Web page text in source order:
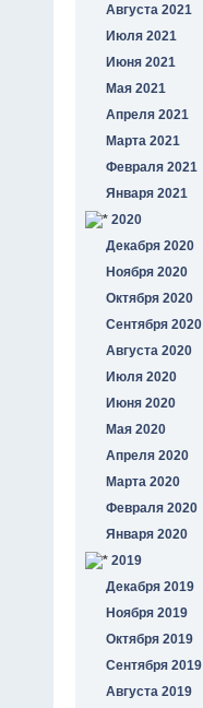
Августа 2021
Июля 2021
Июня 2021
Мая 2021
Апреля 2021
Марта 2021
Февраля 2021
Января 2021
2020
Декабря 2020
Ноября 2020
Октября 2020
Сентября 2020
Августа 2020
Июля 2020
Июня 2020
Мая 2020
Апреля 2020
Марта 2020
Февраля 2020
Января 2020
2019
Декабря 2019
Ноября 2019
Октября 2019
Сентября 2019
Августа 2019